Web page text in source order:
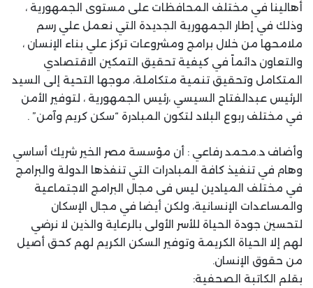
أهالينا في مختلف المحافظات على مستوى الجمهورية ،
وذلك في إطار الجمهورية الجديدة التي نعمل علي رسم
ملامحها من خلال برامج ومشروعات تركز علي بناء الإنسان ،
والتعاون دائماً في كيفية تحقيق التمكين الاقتصادي
المتكامل وتحقيق تنمية متكاملة، موجها التحية إلى السيد
الرئيس عبدالفتاح السيسي ،رئيس الجمهورية ، لتوفير الأمن
في مختلف ربوع البلاد لتكون المبادرة “سكن كريم وآمن” .
وأضاف د.محمد رفاعي : أن مؤسسة مصر الخير شريك أساسي
وهام في تنفيذ كافة المبادرات التي تنفذها الدولة والبرامج
في مختلف الميادين ليس فى مجال البرامج الاجتماعية
والمساعدات الإنسانية، ولكن أيضا في مجال الإسكان
لتحسين جودة الحياة للأسر الأولى بالرعاية والذين لا نرضي
لهم إلا الحياة الكريمة وتوفير السكن الكريم لهم كحق أصيل
من حقوق الإنسان.
بقلم الكاتبة الصحفية: